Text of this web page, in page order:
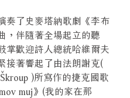
奏了史麥塔納歌劇《李布
，伴隨著全場起立的聽
掌歡迎詩人總統哈維爾夫
接著響起了由法朗謝克(
)所寫作的捷克國歌
muj》(我的家在那